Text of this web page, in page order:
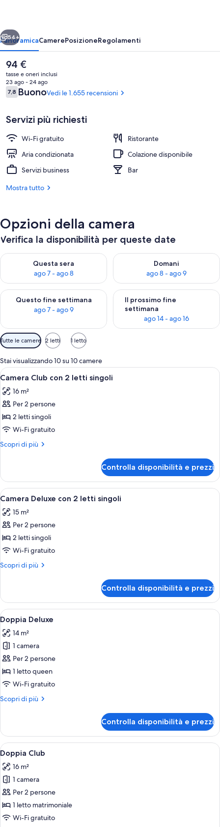
Lounge
Avanti
54+
PanoramicaCamerePosizioneRegolamenti
Il
prezzo
attuale
è
94 €
94 €
tasse e oneri inclusi
23 ago - 24 ago
Recensioni
7,87,8 su 10
BuonoVedi le 1.655 recensioni
Servizi più richiesti
Wi-Fi gratuito
Ristorante
Aria condizionata
Colazione disponibile
Servizi business
Bar
Mostra tutto
Opzioni della camera
Verifica la disponibilità per queste date
Questa sera
ago 7 - ago 8
Verifica la disponibilità per questa sera, ago 7 - ago 8
Domani
ago 8 - ago 9
Verifica la disponibilità per
Questo fine settimana
ago 7 - ago 9
Verifica la disponibilità per questo fine settimana, ago 7 - ago
Il prossimo fine
settimana
ago 14 - ago 16
Verifica la disponibilità per il
Filtri
disponibili
per
le
camere
Tutte le camere 2 letti 1 letto
Stai visualizzando 10 su 10 camere
Apri
tutte
le
foto
per
Camera
Club
con
letti
singoli
Una camera d'albergo con due letti,
6
Camera Club con 2 letti singoli
16 m²
Per 2 persone
2 letti singoli
Wi-Fi gratuito
Scopri di più
Altri
Club
con
2
singoli
Controlla disponibilità e prezzi
Apri
tutte
le
foto
per
Camera
Deluxe
con
letti
singoli
Una camera d'albergo con due letti,
4
Camera Deluxe con 2 letti singoli
15 m²
Per 2 persone
2 letti singoli
Wi-Fi gratuito
Scopri di più
Altri
Deluxe
con
2
letti
singoli
Controlla disponibilità e prezzi
Apri
tutte
le
foto
per
Doppia
Deluxe
Una camera d'albergo con un letto
4
Doppia Deluxe
14 m²
1 camera
Per 2 persone
1 letto queen
Wi-Fi gratuito
Scopri di più
Altri
Deluxe
Controlla disponibilità e prezzi
Apri
tutte
le
foto
per
Doppia
Club
Una camera d'albergo con un letto
4
Doppia Club
16 m²
1 camera
Per 2 persone
1 letto matrimoniale
Wi-Fi gratuito